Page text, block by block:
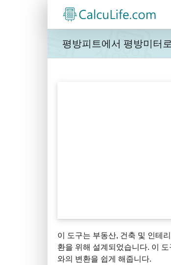
평방피트에서 평방미터
이 도구는 부동산, 건축 및 인테
환을 위해 설계되었습니다. 이
와의 변환을 쉽게 해줍니다.